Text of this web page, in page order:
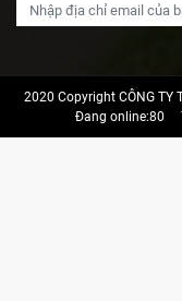
2020 Copyright CÔNG TY
Đang online:80